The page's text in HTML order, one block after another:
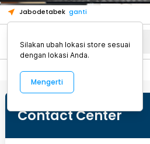
Jabodetabek ganti
Alat Kopi
Contact Center
Silakan ubah lokasi store sesuai
dengan lokasi Anda.
Mengerti